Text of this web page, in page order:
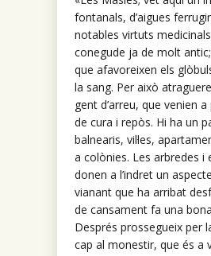
fontanals, d’aigues
notables virtuts
conegude ja de molt
que afavoreixen els
la sang. Per això
gent d’arreu, que venien
de cura i repòs. Hi ha un
balnearis, vil·les,
a colònies. Les arbredes i
donen a l’indret un
vianant que ha arribat
de cansament fa una
Després prossegueix per
cap al monestir, que és a